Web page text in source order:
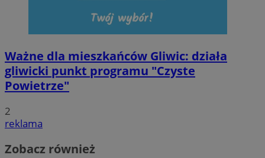
Ważne dla mieszkańców Gliwic: działa
gliwicki punkt programu "Czyste
Powietrze"
2
reklama
Zobacz również